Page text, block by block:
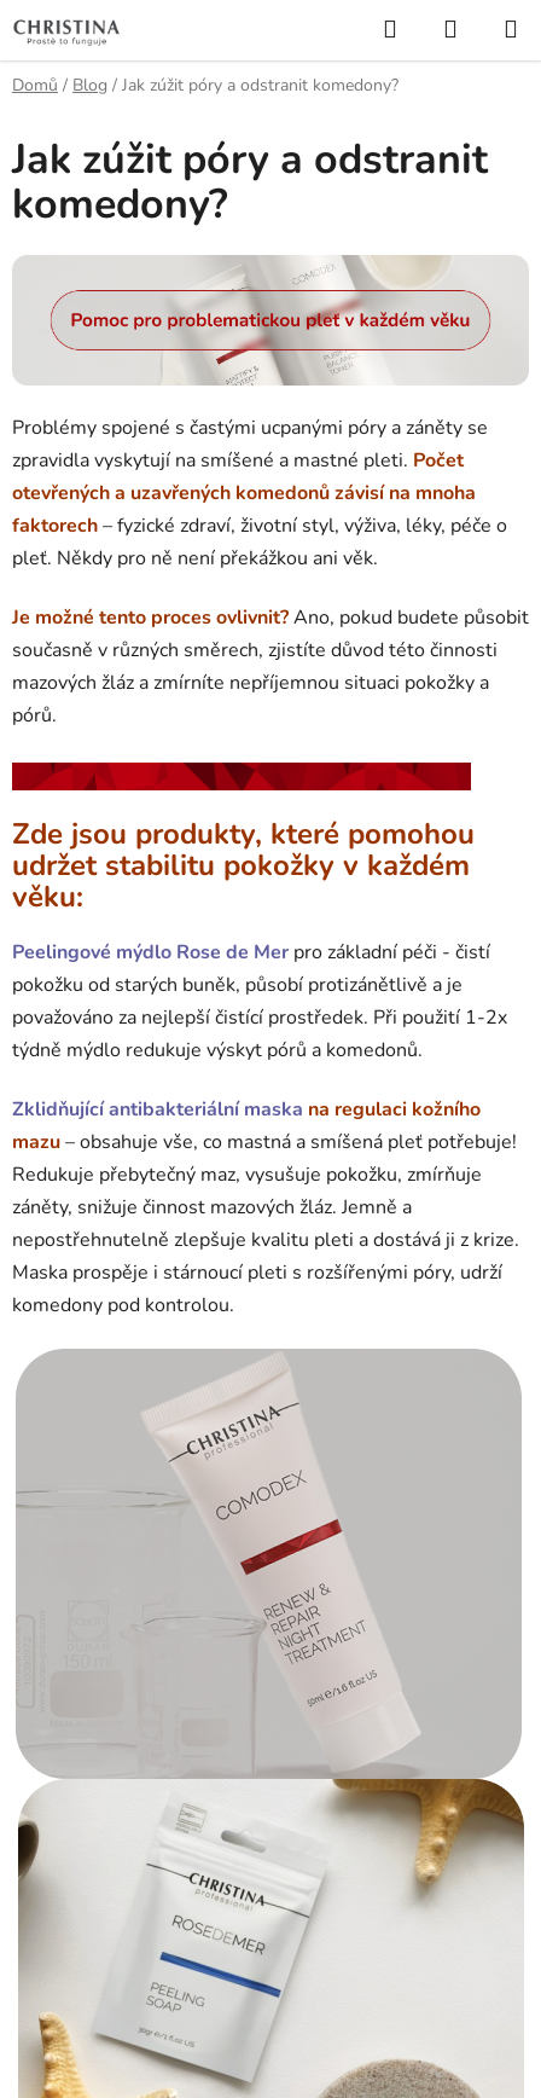
na
obsah
Hledat
KOŠÍK
Domů / Blog / Jak zúžit póry a odstranit komedony?
Jak zúžit póry a odstranit
komedony?
Problémy spojené s častými ucpanými póry a záněty se
zpravidla vyskytují na smíšené a mastné pleti. Počet
otevřených a uzavřených komedonů závisí na mnoha
faktorech– fyzické zdraví, životní styl, výživa, léky, péče o
pleť. Někdy pro ně není překážkou ani věk.
Je možné tento proces ovlivnit?Ano, pokud budete působit
současně v různých směrech, zjistíte důvod této činnosti
mazových žláz a zmírníte nepříjemnou situaci pokožky a
pórů.
Zde jsou produkty, které pomohou
udržet stabilitu pokožky v každém
věku:
Peelingové mýdlo Rose de Mer prozákladní péči - čistí
pokožku od starých buněk, působí protizánětlivě a je
považováno za nejlepší čistící prostředek. Při použití 1-2x
týdně mýdlo redukuje výskyt pórů a komedonů.
Zklidňující antibakteriální maska ​​na regulaci kožního
mazu– obsahuje vše, co mastná a smíšená pleť potřebuje!
Redukuje přebytečný maz, vysušuje pokožku, zmírňuje
záněty, snižuje činnost mazových žláz. Jemně a
nepostřehnutelně zlepšuje kvalitu pleti a dostává ji z krize.
Maska prospěje i stárnoucí pleti s rozšířenými póry, udrží
komedony pod kontrolou.